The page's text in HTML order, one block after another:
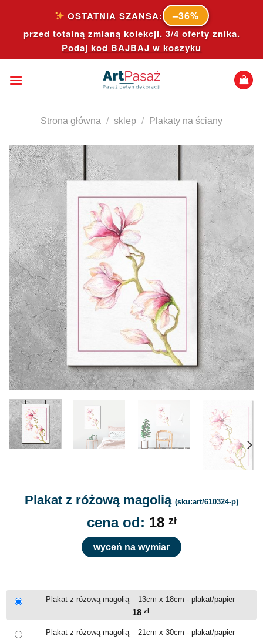
content
OSTATNIA SZANSA: –36%
przed totalną zmianą kolekcji. 3/4 oferty znika.
Podaj kod BAJBAJ w koszyku
Strona główna / sklep / Plakaty na ściany
Plakat z różową magolią (sku:art/610324-p)
cena od: 18 zł
wyceń na wymiar
Plakat z różową magolią – 13cm x 18cm - plakat/papier
18 zł
Plakat z różową magolią – 21cm x 30cm - plakat/papier